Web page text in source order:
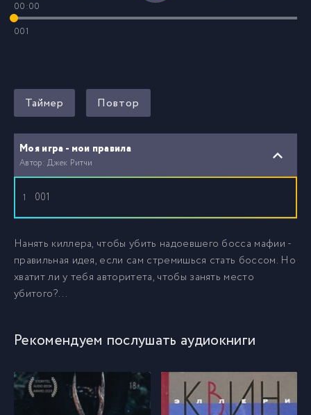
00:00
001
Таймер Повтор
Моя игра - мои правила
Автор: Джек Ритчи
1 001
Нанять киллера, чтобы убить надоевшего босса мафии -
правильная идея, если сам стремишься стать боссом. Но
хватит ли у тебя авторитета, чтобы занять место
убитого?...
Рекомендуем послушать аудиокниги